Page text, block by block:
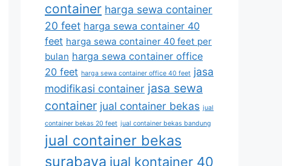
container harga sewa container
20 feet harga sewa container 40
feet harga sewa container 40 feet per
bulan harga sewa container office
20 feet harga sewa container office 40 feet jasa
modifikasi container jasa sewa
container jual container bekas jual
container bekas 20 feet jual container bekas bandung
jual container bekas
surabaya jual kontainer 40